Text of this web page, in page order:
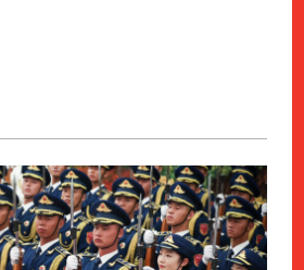
acredita em
“mais ágil” para